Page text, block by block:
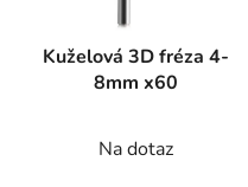
Kuželová 3D fréza 4-
8mm x60
Na dotaz